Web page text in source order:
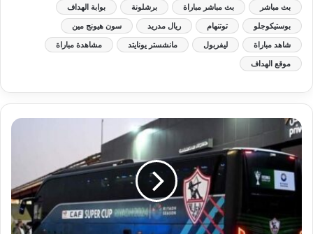
بث مباشر بث مباشر مباراة برشلونة بوابة الهداف
بوستيكوجلو توتنهام ريال مدريد سون هيونج مين
شاهد مباراة ليفربول مانشستر يونايتد مشاهدة مباراة
موقع الهداف